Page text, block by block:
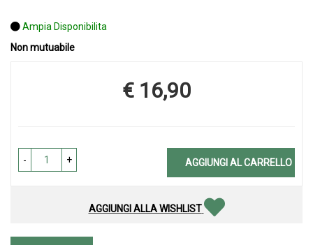
Ampia Disponibilita
Non mutuabile
Prezzo
€ 16,90
- + AGGIUNGI AL CARRELLO
AGGIUNGI ALLA WISHLIST